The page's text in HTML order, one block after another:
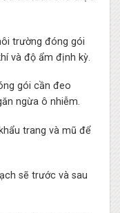
trường đóng gói
và độ ẩm định kỳ.
gói cần đeo
ngừa ô nhiễm.
trang và mũ để
sẽ trước và sau